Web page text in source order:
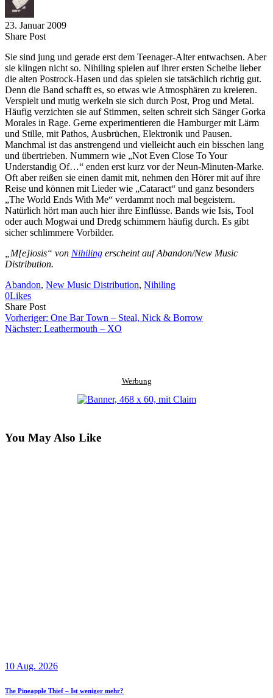
23. Januar 2009
Share PostShare
Facebook
Copy
to
clipboard
Send
via
eMail
Sie sind jung und gerade erst dem Teenager-Alter entwachsen. Aber
sie klingen nicht so. Nihiling spielen auf ihrer ersten Scheibe lieber
die alten Postrock-Hasen und das spielen sie tatsächlich richtig gut.
Denn die Band schafft es, so etwas wie Atmosphären zu kreieren.
Verspielt und mutig werkeln sie sich durch Post, Prog und Metal.
Häufig verzichten sie auf Stimmen, selten schreit sich Sänger Gorka
Morales in Rage. Gerne experimentieren die Hamburger mit Lärm
und Stille, mit Pathos, Ausbrüchen, Elektronik und Pausen.
Manchmal ist das anstrengend und vielleicht auch ein bisschen lang
und übertrieben. Nummern wie „Not Even Close To Your
Understandig Of…“ enden erst kurz vor der Neun-Minuten-Marke.
Oft aber reißen sie einen damit mit, nehmen den Hörer mit auf ihre
Reise und können mit Lieder wie „Cataract“ und ganz besonders
„The World Ends With Me“ verdammt noch mal begeistern.
Natürlich hört man auch hier ihre Einflüsse. Bands wie Isis, Tool
oder auch Mogwai und Dredg schimmern häufig durch. Es gibt
sicher schlimmere Vorbilder.
„M[e]iosis“ von Nihiling erscheint auf Abandon/New Music
Distribution.
Abandon, New Music Distribution, Nihiling
0Likes
Share PostShare
on
Facebook
Copy
URL
to
Send
Link
via
Vorheriger: One Bar Town – Steal, Nick & Borrow
Nächster: Leathermouth – XO
Werbung
You May Also Like
10 Aug. 2026
The Pineapple Thief – Ist weniger mehr?